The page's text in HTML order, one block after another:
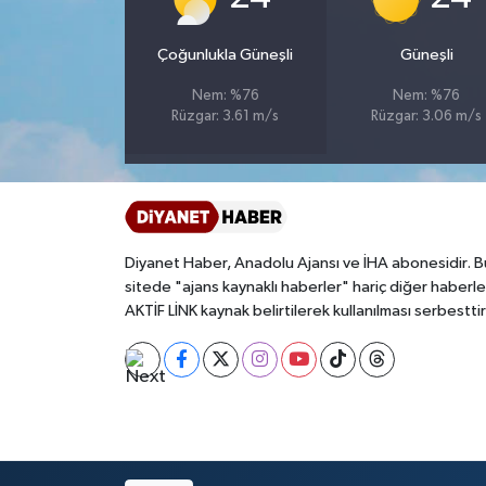
Çoğunlukla Güneşli
Nem: %76
Rüzgar: 3.61 m/s
Güneşli
Nem: %76
Rüzgar: 3.06 m/s
Diyanet Haber, Anadolu Ajansı ve İHA abonesidir.
sitede "ajans kaynaklı haberler" hariç diğer
AKTİF LİNK kaynak belirtilerek kullanılması
Bitlis Müftülüğü
Bolu Müftülüğü
Burdur Müftülüğü
Bursa Müftülüğü
Çanakkale Müftülüğü
Çorum Müftülüğü
Ekonomi
Duyurular
Podcast
Biyografiler